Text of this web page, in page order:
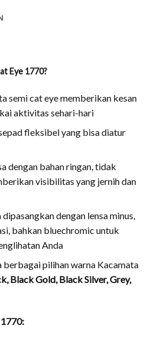
Eye 1770?
semi cat eye memberikan kesan
aktivitas sehari-hari
fleksibel yang bisa diatur
dengan bahan ringan, tidak
visibilitas yang jernih dan
dengan lensa minus,
bahkan bluechromic untuk
Anda
berbagai pilihan warna Kacamata
Black Gold, Black Silver, Grey,